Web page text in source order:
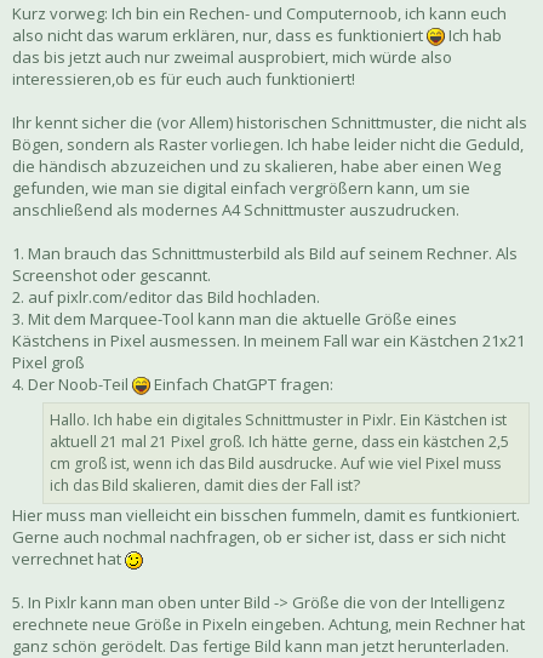
Kurz vorweg: Ich bin ein Rechen- und Computernoob, ich kann euch
also nicht das warum erklären, nur, dass es funktioniert
Ich hab
das bis jetzt auch nur zweimal ausprobiert, mich würde also
interessieren,ob es für euch auch funktioniert!
Ihr kennt sicher die (vor Allem) historischen Schnittmuster, die nicht als
Bögen, sondern als Raster vorliegen. Ich habe leider nicht die Geduld,
die händisch abzuzeichen und zu skalieren, habe aber einen Weg
gefunden, wie man sie digital einfach vergrößern kann, um sie
anschließend als modernes A4 Schnittmuster auszudrucken.
1. Man brauch das Schnittmusterbild als Bild auf seinem Rechner. Als
Screenshot oder gescannt.
2. auf pixlr.com/editor das Bild hochladen.
3. Mit dem Marquee-Tool kann man die aktuelle Größe eines
Kästchens in Pixel ausmessen. In meinem Fall war ein Kästchen 21x21
Pixel groß
4. Der Noob-Teil
Einfach ChatGPT fragen:
Hallo. Ich habe ein digitales Schnittmuster in Pixlr. Ein Kästchen ist
aktuell 21 mal 21 Pixel groß. Ich hätte gerne, dass ein kästchen 2,5
cm groß ist, wenn ich das Bild ausdrucke. Auf wie viel Pixel muss
ich das Bild skalieren, damit dies der Fall ist?
Hier muss man vielleicht ein bisschen fummeln, damit es funtkioniert.
Gerne auch nochmal nachfragen, ob er sicher ist, dass er sich nicht
verrechnet hat
5. In Pixlr kann man oben unter Bild -> Größe die von der Intelligenz
erechnete neue Größe in Pixeln eingeben. Achtung, mein Rechner hat
ganz schön gerödelt. Das fertige Bild kann man jetzt herunterladen.